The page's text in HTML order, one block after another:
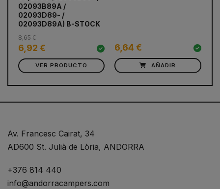
02093B89A /
02093D89- /
02093D89A) B-STOCK
6,92 €
8,65 €
VER PRODUCTO
6,64 €
AÑADIR
Av. Francesc Cairat, 34
AD600 St. Julià de Lòria, ANDORRA
+376 814 440
info@andorracampers.com